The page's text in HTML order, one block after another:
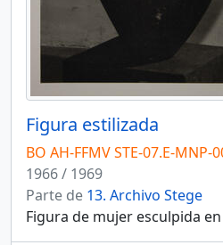
Figura estilizada
BO AH-FFMV STE-07.E-MNP-
1966 / 1969
Parte de 13. Archivo Stege
Figura de mujer esculpida